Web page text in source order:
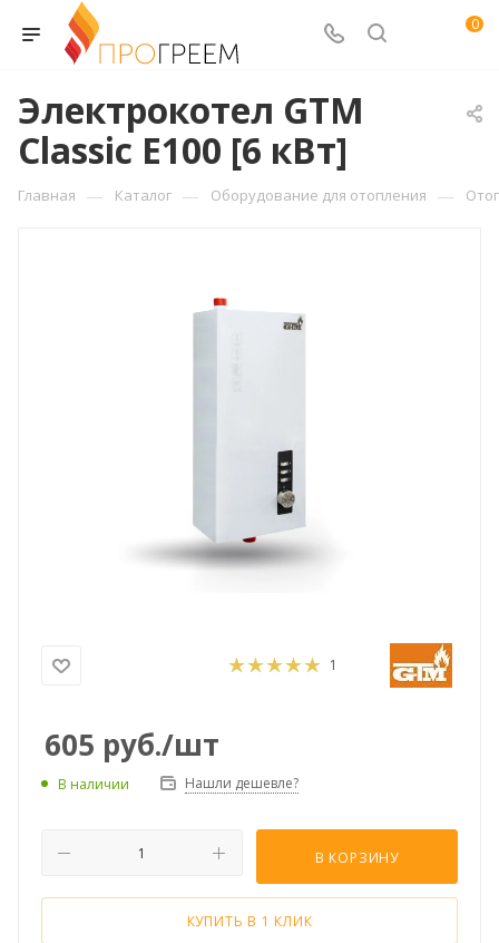
0
Электрокотел GTM
Classic E100 [6 кВт]
Главная — Каталог — Оборудование для отопления —
1
605 руб./шт
В наличии Нашли дешевле?
В КОРЗИНУ
КУПИТЬ В 1 КЛИК